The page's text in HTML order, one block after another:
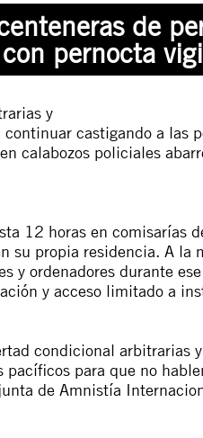
de
pernocta
y
continuar castigando a las
calabozos policiales a
12 horas en comisarías
su propia residencia. A la
y ordenadores durante
y acceso limitado a
condicional arbitrarias
pacíficos para que no
de Amnistía